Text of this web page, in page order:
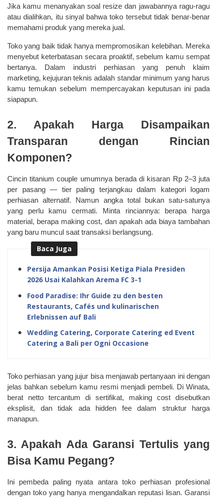
Jika kamu menanyakan soal resize dan jawabannya ragu-ragu
atau dialihkan, itu sinyal bahwa toko tersebut tidak benar-benar
memahami produk yang mereka jual.
Toko yang baik tidak hanya mempromosikan kelebihan. Mereka
menyebut keterbatasan secara proaktif, sebelum kamu sempat
bertanya. Dalam industri perhiasan yang penuh klaim
marketing, kejujuran teknis adalah standar minimum yang harus
kamu temukan sebelum mempercayakan keputusan ini pada
siapapun.
2. Apakah Harga Disampaikan
Transparan dengan Rincian
Komponen?
Cincin titanium couple umumnya berada di kisaran Rp 2–3 juta
per pasang — tier paling terjangkau dalam kategori logam
perhiasan alternatif. Namun angka total bukan satu-satunya
yang perlu kamu cermati. Minta rinciannya: berapa harga
material, berapa making cost, dan apakah ada biaya tambahan
yang baru muncul saat transaksi berlangsung.
Baca Juga
Persija Amankan Posisi Ketiga Piala Presiden
2026 Usai Kalahkan Arema FC 3-1
Food Paradise: Ihr Guide zu den besten
Restaurants, Cafés und kulinarischen
Erlebnissen auf Bali
Wedding Catering, Corporate Catering ed Event
Catering a Bali per Ogni Occasione
Toko perhiasan yang jujur bisa menjawab pertanyaan ini dengan
jelas bahkan sebelum kamu resmi menjadi pembeli. Di Winata,
berat netto tercantum di sertifikat, making cost disebutkan
eksplisit, dan tidak ada hidden fee dalam struktur harga
manapun.
3. Apakah Ada Garansi Tertulis yang
Bisa Kamu Pegang?
Ini pembeda paling nyata antara toko perhiasan profesional
dengan toko yang hanya mengandalkan reputasi lisan. Garansi